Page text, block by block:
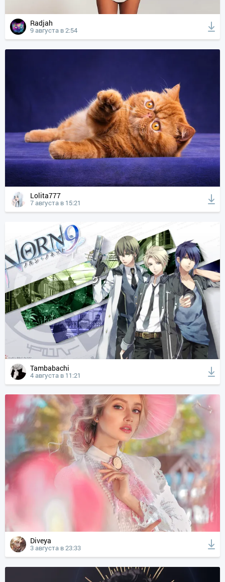
Radjah
9 августа в 2:54
Lolita777
7 августа в 15:21
Tambabachi
4 августа в 11:21
Diveya
3 августа в 23:33